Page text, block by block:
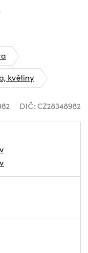
květiny
DIČ: CZ28348982